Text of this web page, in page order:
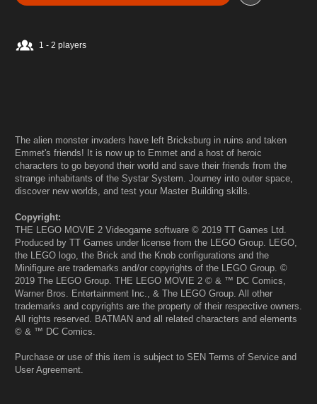
1 - 2 players
The alien monster invaders have left Bricksburg in ruins and taken
Emmet's friends! It is now up to Emmet and a host of heroic
characters to go beyond their world and save their friends from the
strange inhabitants of the Systar System. Journey into outer space,
discover new worlds, and test your Master Building skills.
Copyright:
THE LEGO MOVIE 2 Videogame software © 2019 TT Games Ltd.
Produced by TT Games under license from the LEGO Group. LEGO,
the LEGO logo, the Brick and the Knob configurations and the
Minifigure are trademarks and/or copyrights of the LEGO Group. ©
2019 The LEGO Group. THE LEGO MOVIE 2 © & ™ DC Comics,
Warner Bros. Entertainment Inc., & The LEGO Group. All other
trademarks and copyrights are the property of their respective owners.
All rights reserved. BATMAN and all related characters and elements
© & ™ DC Comics.
Purchase or use of this item is subject to SEN Terms of Service and
User Agreement.